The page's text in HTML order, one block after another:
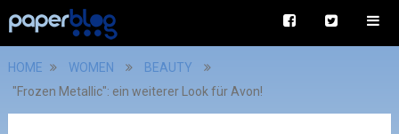
HOME WOMEN
BEAUTY
"Frozen Metallic": ein weiterer Look für Avon!